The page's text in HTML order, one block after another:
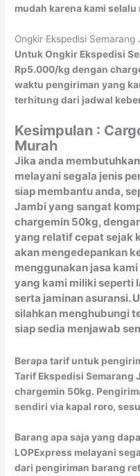
mudah karena kami
Ongkir Ekspedisi Semarang
Untuk Ongkir Ekspedisi
Rp5.000/kg dengan
waktu pengiriman yang
terhitung dari jadwal
Kesimpulan :
Murah
Jika anda
melayani segala jenis
siap membantu anda,
Jambi yang sangat
chargemin 50kg,
yang relatif cepat sejak
akan mengedepankan
menggunakan jasa
yang kami miliki seperti
serta jaminan asuransi.
silahkan menghubungi
siap sedia menjawab
Berapa tarif untuk
Tarif Ekspedisi Semarang
chargemin 50kg.
sendiri via kapal roro,
Barang apa saja yang
LOPExpress melayani
dari pengiriman barang